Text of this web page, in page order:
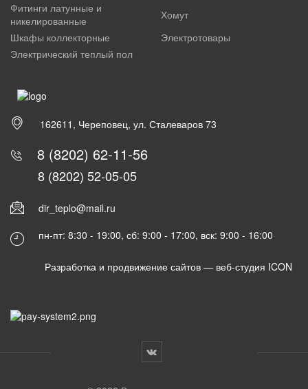
Фитинги латунные и
никелированные
Хомут
Шкафы коллекторные
Электротовары
Электрический теплый пол
162611, Череповец, ул. Сталеваров 73
8 (8202) 62-11-56
8 (8202) 52-05-05
dir_teplo@mail.ru
пн-пт: 8:30 - 19:00, сб: 9:00 - 17:00, вск: 9:00 - 16:00
Разработка и продвижение сайтов — веб-студия ICON